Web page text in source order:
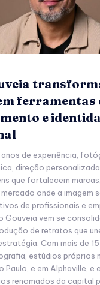
ferramentas
e
anos de experiência,
direção
que fortalecem
onde a imagem
de profissionais e
vem se
de retratos que
Com mais de
estúdios próprios
Paulo, e em Alphaville, e
renomados da capital